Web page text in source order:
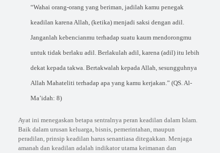
“Wahai orang-orang yang beriman, jadilah kamu penegak
keadilan karena Allah, (ketika) menjadi saksi dengan adil.
Janganlah kebencianmu terhadap suatu kaum mendorongmu
untuk tidak berlaku adil. Berlakulah adil, karena (adil) itu lebih
dekat kepada takwa. Bertakwalah kepada Allah, sesungguhnya
Allah Mahateliti terhadap apa yang kamu kerjakan.” (QS. Al-
Ma’idah: 8)
Ayat ini menegaskan betapa sentralnya peran keadilan dalam Islam.
Baik dalam urusan keluarga, bisnis, pemerintahan, maupun
peradilan, prinsip keadilan harus senantiasa ditegakkan. Menjaga
amanah dan keadilan adalah indikator utama keimanan dan